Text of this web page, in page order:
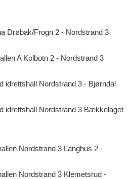
Drøbak/Frogn 2 - Nordstrand 3
A Kolbotn 2 - Nordstrand 3
idrettshall Nordstrand 3 - Bjørndal
idrettshall Nordstrand 3 Bækkelaget
Nordstrand 3 Langhus 2 -
Nordstrand 3 Klemetsrud -